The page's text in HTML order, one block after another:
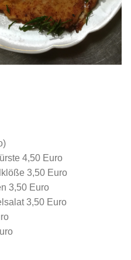
4,50 Euro
3,50 Euro
3,50 Euro
3,50 Euro